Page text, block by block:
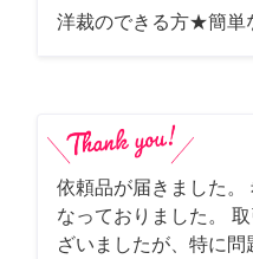
洋裁のできる方★簡単
依頼品が届きました。
なっておりました。
ざいましたが、特に